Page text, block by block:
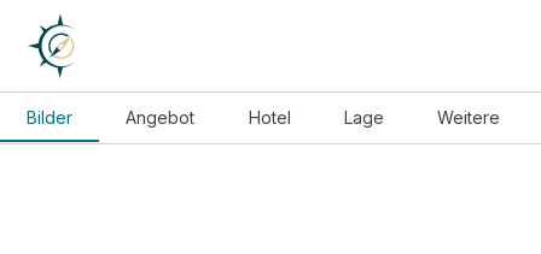
Bilder Angebot Hotel Lage Weitere